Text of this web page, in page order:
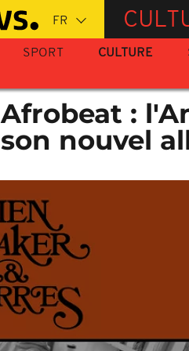
SPORT CULTURE
Afrobeat :
son nouvel